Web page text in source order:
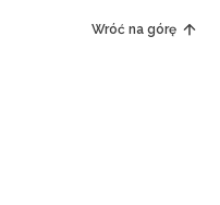
Wróć na górę